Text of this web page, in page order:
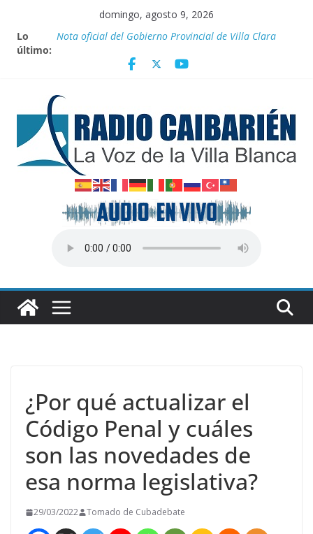
contenido
domingo, agosto 9, 2026
Lo
último:
renovables en Cuba
Nota oficial del Gobierno Provincial de Villa Clara
Fidel y el deporte
Vanguardia por 3 años consecutivos
¿Por qué actualizar el
Código Penal y cuáles
son las novedades de
esa norma legislativa?
29/03/2022 Tomado de Cubadebate